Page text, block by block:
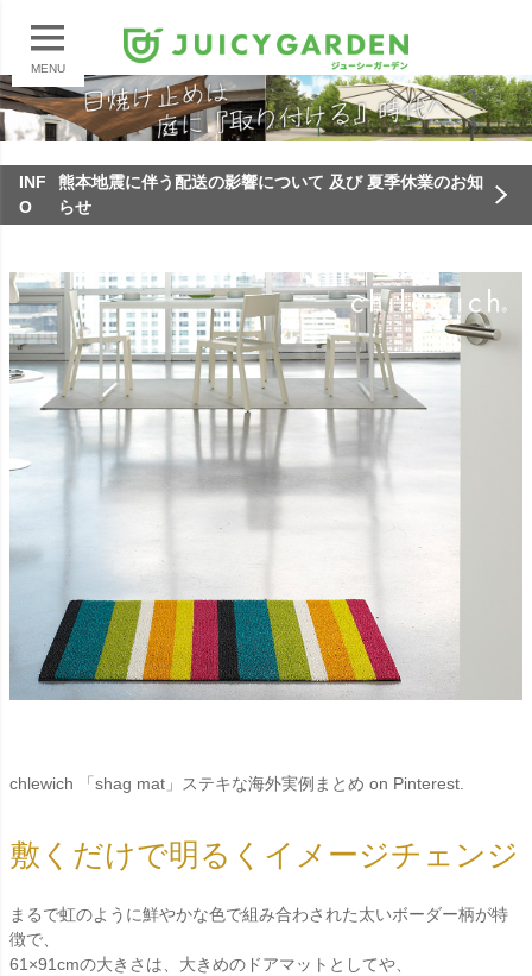
MENU
INF
O
熊本地震に伴う配送の影響について 及び 夏季休業のお知
らせ
chlewich 「shag mat」ステキな海外実例まとめ on Pinterest.
敷くだけで明るくイメージチェンジ
まるで虹のように鮮やかな色で組み合わされた太いボーダー柄が特
徴で、
61×91cmの大きさは、大きめのドアマットとしてや、